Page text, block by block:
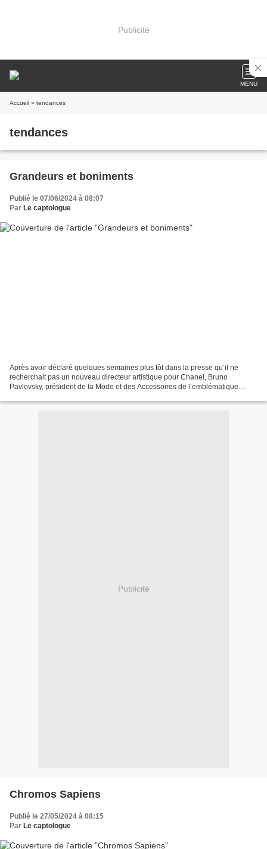
Publicité
MENU
Accueil » tendances
tendances
Grandeurs et boniments
Publié le 07/06/2024 à 08:07
Par Le captologue
Après avoir déclaré quelques semaines plus tôt dans la presse qu’il ne
recherchait pas un nouveau directeur artistique pour Chanel, Bruno
Pavlovsky, président de la Mode et des Accessoires de l’emblématique
Publicité
Chromos Sapiens
Publié le 27/05/2024 à 08:15
Par Le captologue